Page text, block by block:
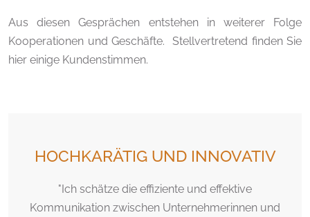
Aus diesen Gesprächen entstehen in weiterer Folge
Kooperationen und Geschäfte. Stellvertretend finden Sie
hier einige Kundenstimmen.
HOCHKARÄTIG UND INNOVATIV
"Ich schätze die effiziente und effektive
Kommunikation zwischen Unternehmerinnen und